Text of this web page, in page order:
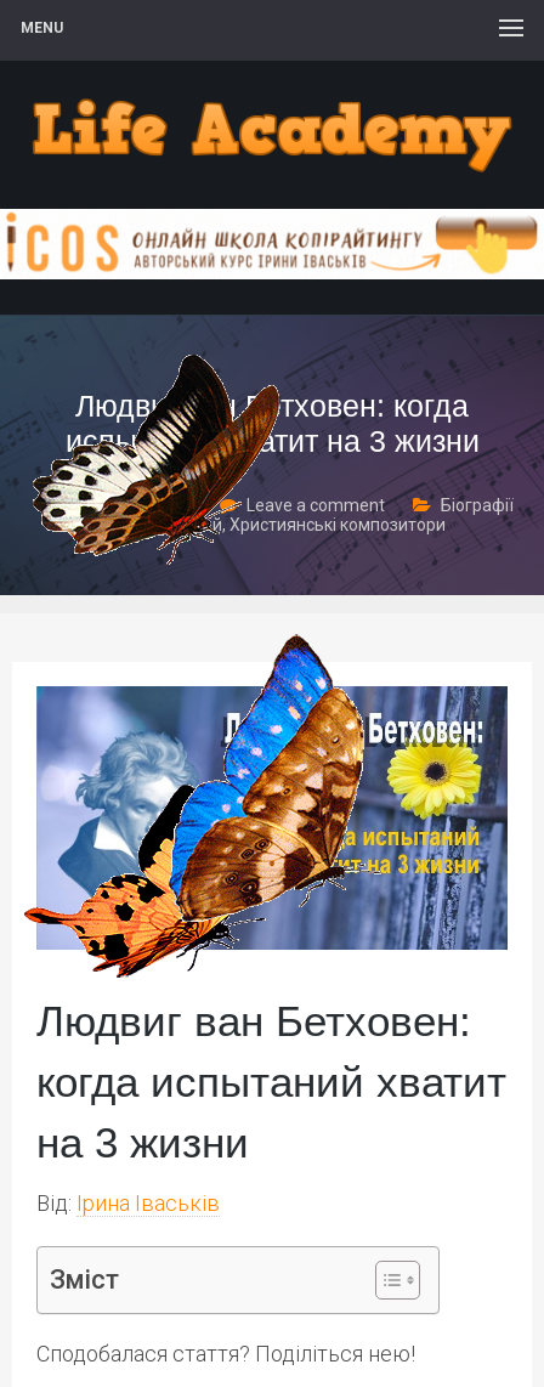
MENU
Людвиг ван Бетховен: когда
испытаний хватит на 3 жизни
7 Квітня, 2017 Leave a comment
Біографії
великих людей,Християнські композитори
Людвиг ван Бетховен:
когда испытаний хватит
на 3 жизни
Від: Ірина Іваськів
Зміст
Сподобалася стаття? Поділіться нею!